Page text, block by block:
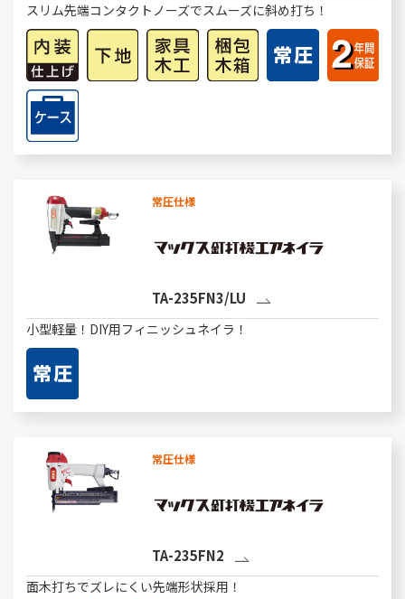
スリム先端コンタクトノーズでスムーズに斜め打ち！
常圧仕様
TA-235FN3/LU
小型軽量！DIY用フィニッシュネイラ！
常圧仕様
TA-235FN2
面木打ちでズレにくい先端形状採用！